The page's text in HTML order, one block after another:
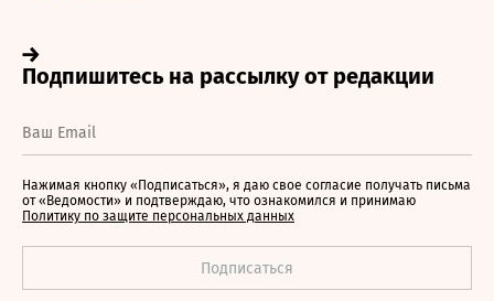
Нажимая кнопку «Подписаться», я даю свое согласие получать письма
от «Ведомости» и подтверждаю, что ознакомился и принимаю
Политику по защите персональных данных